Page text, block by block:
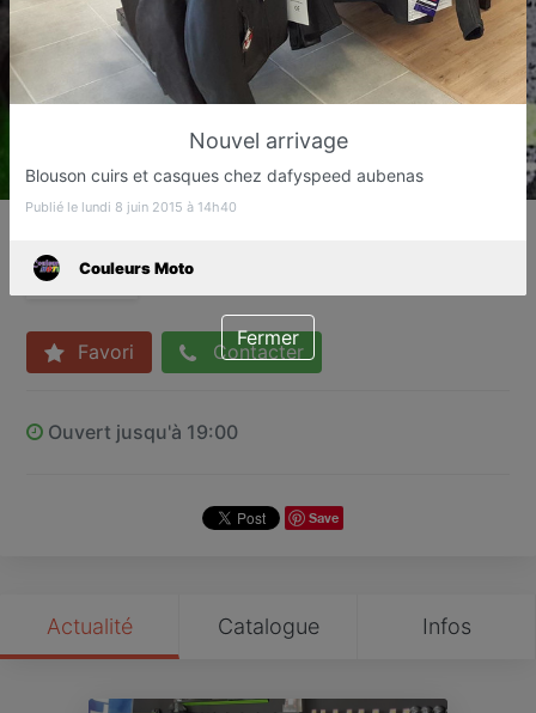
AUBENAS
Favori Contacter
Ouvert jusqu'à 19:00
Save
Actualité Catalogue Infos
Nouvel arrivage
Blouson cuirs et casques chez dafyspeed aubenas
Publié le lundi 8 juin 2015 à 14h40
Couleurs Moto
Fermer